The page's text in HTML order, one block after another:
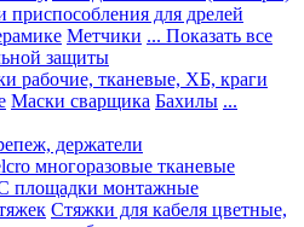
приспособления для дрелей
Метчики ... Показать все
защиты
рабочие, тканевые, ХБ, краги
Маски сварщика Бахилы ...
держатели
многоразовые тканевые
монтажные
Стяжки для кабеля цветные,